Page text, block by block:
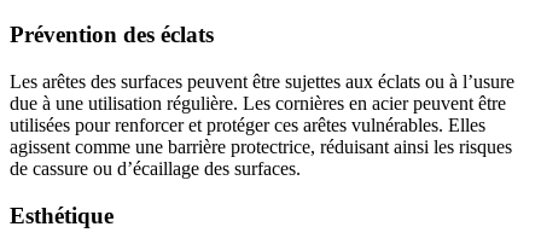
Prévention des éclats
Les arêtes des surfaces peuvent être sujettes aux éclats ou à l’usure
due à une utilisation régulière. Les cornières en acier peuvent être
utilisées pour renforcer et protéger ces arêtes vulnérables. Elles
agissent comme une barrière protectrice, réduisant ainsi les risques
de cassure ou d’écaillage des surfaces.
Esthétique